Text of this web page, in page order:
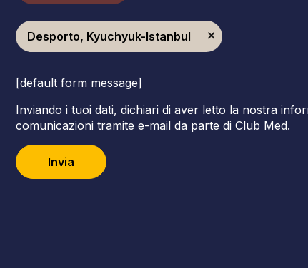
Desporto, Kyuchyuk-Istanbul
[default form message]
Inviando i tuoi dati, dichiari di aver letto la nostra
comunicazioni tramite e-mail da parte di Club Med.
Invia